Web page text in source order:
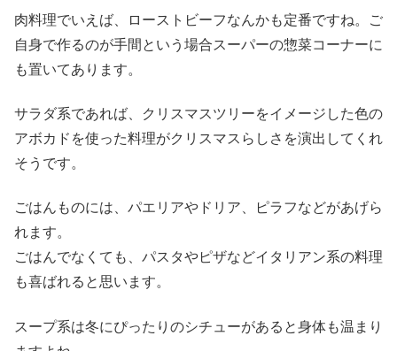
肉料理でいえば、ローストビーフなんかも定番ですね。ご
自身で作るのが手間という場合スーパーの惣菜コーナーに
も置いてあります。
サラダ系であれば、クリスマスツリーをイメージした色の
アボカドを使った料理がクリスマスらしさを演出してくれ
そうです。
ごはんものには、パエリアやドリア、ピラフなどがあげら
れます。
ごはんでなくても、パスタやピザなどイタリアン系の料理
も喜ばれると思います。
スープ系は冬にぴったりのシチューがあると身体も温まり